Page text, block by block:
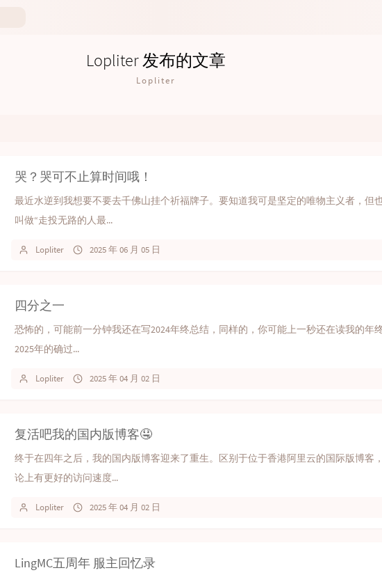
Lopliter 发布的文章
Lopliter
哭？哭可不止算时间哦！
最近水逆到我想要不要去千佛山挂个祈福牌子。要知道我可是坚定的唯物主义者，但
叫做“走投无路的人最...
Lopliter 2025 年 06 月 05 日
四分之一
恐怖的，可能前一分钟我还在写2024年终总结，同样的，你可能上一秒还在读我的年
2025年的确过...
Lopliter 2025 年 04 月 02 日
复活吧我的国内版博客🤤
终于在四年之后，我的国内版博客迎来了重生。区别于位于香港阿里云的国际版博客
论上有更好的访问速度...
Lopliter 2025 年 04 月 02 日
LingMC五周年 服主回忆录